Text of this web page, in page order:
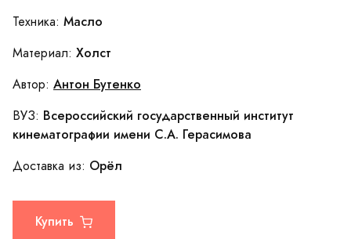
Техника: Масло
Материал: Холст
Автор: Антон Бутенко
ВУЗ: Всероссийский государственный институт
кинематографии имени С.А. Герасимова
Доставка из: Орёл
Купить